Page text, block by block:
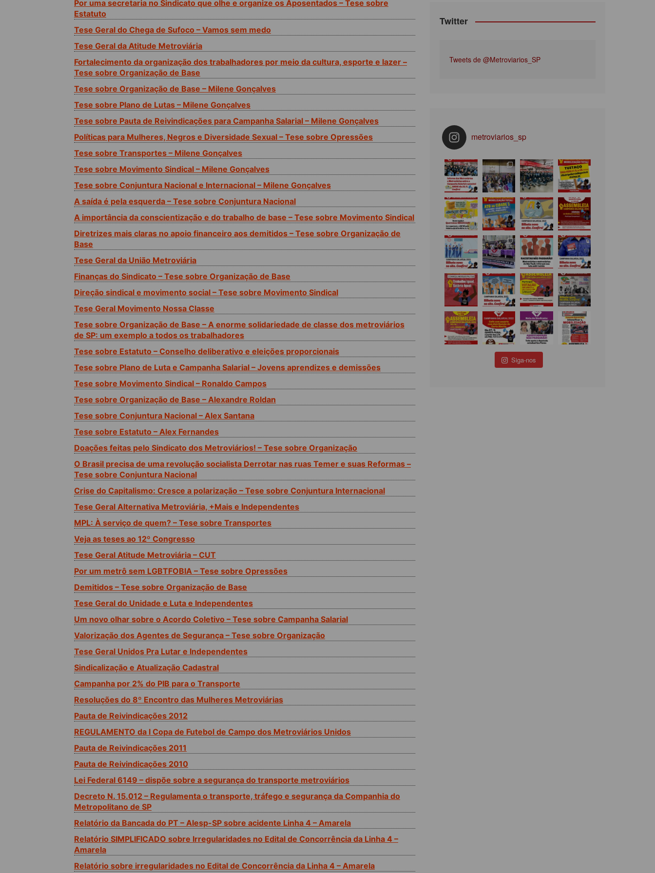
Por uma secretaria no Sindicato que olhe e organize os Aposentados – Tese sobre
Estatuto
Tese Geral do Chega de Sufoco – Vamos sem medo
Tese Geral da Atitude Metroviária
Fortalecimento da organização dos trabalhadores por meio da cultura, esporte e lazer –
Tese sobre Organização de Base
Tese sobre Organização de Base – Milene Gonçalves
Tese sobre Plano de Lutas – Milene Gonçalves
Tese sobre Pauta de Reivindicações para Campanha Salarial – Milene Gonçalves
Políticas para Mulheres, Negros e Diversidade Sexual – Tese sobre Opressões
Tese sobre Transportes – Milene Gonçalves
Tese sobre Movimento Sindical – Milene Gonçalves
Tese sobre Conjuntura Nacional e Internacional – Milene Gonçalves
A saída é pela esquerda – Tese sobre Conjuntura Nacional
A importância da conscientização e do trabalho de base – Tese sobre Movimento Sindical
Diretrizes mais claras no apoio financeiro aos demitidos – Tese sobre Organização de
Base
Tese Geral da União Metroviária
Finanças do Sindicato – Tese sobre Organização de Base
Direção sindical e movimento social – Tese sobre Movimento Sindical
Tese Geral Movimento Nossa Classe
Tese sobre Organização de Base – A enorme solidariedade de classe dos metroviários
de SP: um exemplo a todos os trabalhadores
Tese sobre Estatuto – Conselho deliberativo e eleições proporcionais
Tese sobre Plano de Luta e Campanha Salarial – Jovens aprendizes e demissões
Tese sobre Movimento Sindical – Ronaldo Campos
Tese sobre Organização de Base – Alexandre Roldan
Tese sobre Conjuntura Nacional – Alex Santana
Tese sobre Estatuto – Alex Fernandes
Doações feitas pelo Sindicato dos Metroviários! – Tese sobre Organização
O Brasil precisa de uma revolução socialista Derrotar nas ruas Temer e suas Reformas –
Tese sobre Conjuntura Nacional
Crise do Capitalismo: Cresce a polarização – Tese sobre Conjuntura Internacional
Tese Geral Alternativa Metroviária, +Mais e Independentes
MPL: À serviço de quem? – Tese sobre Transportes
Veja as teses ao 12º Congresso
Tese Geral Atitude Metroviária – CUT
Por um metrô sem LGBTFOBIA – Tese sobre Opressões
Demitidos – Tese sobre Organização de Base
Tese Geral do Unidade e Luta e Independentes
Um novo olhar sobre o Acordo Coletivo – Tese sobre Campanha Salarial
Valorização dos Agentes de Segurança – Tese sobre Organização
Tese Geral Unidos Pra Lutar e Independentes
Sindicalização e Atualização Cadastral
Campanha por 2% do PIB para o Transporte
Resoluções do 8º Encontro das Mulheres Metroviárias
Pauta de Reivindicações 2012
REGULAMENTO da I Copa de Futebol de Campo dos Metroviários Unidos
Pauta de Reivindicações 2011
Pauta de Reivindicações 2010
Lei Federal 6149 – dispõe sobre a segurança do transporte metroviários
Decreto N. 15.012 – Regulamenta o transporte, tráfego e segurança da Companhia do
Metropolitano de SP
Relatório da Bancada do PT – Alesp-SP sobre acidente Linha 4 – Amarela
Relatório SIMPLIFICADO sobre Irregularidades no Edital de Concorrência da Linha 4 –
Amarela
Relatório sobre irregularidades no Edital de Concorrência da Linha 4 – Amarela
Twitter
Tweets de @Metroviarios_SP
metroviarios_sp
Siga-nos